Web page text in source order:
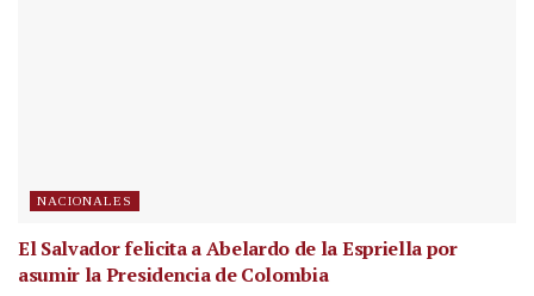
NACIONALES
El Salvador felicita a Abelardo de la Espriella por
asumir la Presidencia de Colombia